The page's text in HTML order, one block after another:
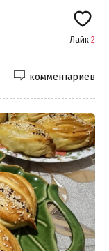
Лайк 2
комментариев